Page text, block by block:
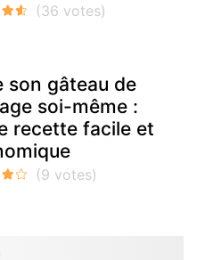
son gâteau de
soi-même :
recette facile et